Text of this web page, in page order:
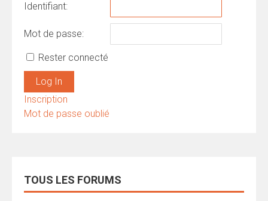
Identifiant:
Mot de passe:
Rester connecté
Log In
Inscription
Mot de passe oublié
TOUS LES FORUMS